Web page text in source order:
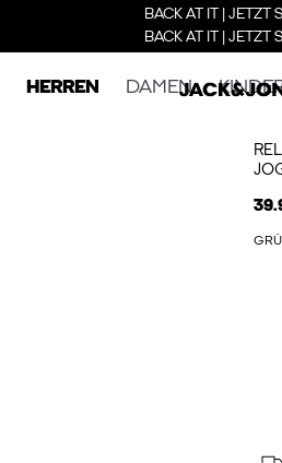
BACK AT IT | JETZT
BACK AT IT | JETZT
HERREN DAMEN